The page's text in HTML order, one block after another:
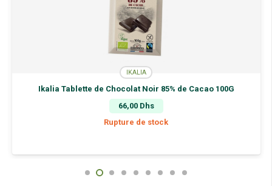
IKALIA
Ikalia Ballotin Escargots Praliné Noir 140G
89,90Dhs
Rupture de stock